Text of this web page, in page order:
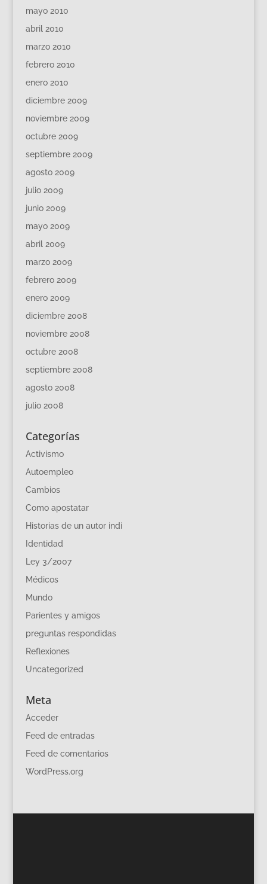
mayo 2010
abril 2010
marzo 2010
febrero 2010
enero 2010
diciembre 2009
noviembre 2009
octubre 2009
septiembre 2009
agosto 2009
julio 2009
junio 2009
mayo 2009
abril 2009
marzo 2009
febrero 2009
enero 2009
diciembre 2008
noviembre 2008
octubre 2008
septiembre 2008
agosto 2008
julio 2008
Categorías
Activismo
Autoempleo
Cambios
Como apostatar
Historias de un autor indi
Identidad
Ley 3/2007
Médicos
Mundo
Parientes y amigos
preguntas respondidas
Reflexiones
Uncategorized
Meta
Acceder
Feed de entradas
Feed de comentarios
WordPress.org